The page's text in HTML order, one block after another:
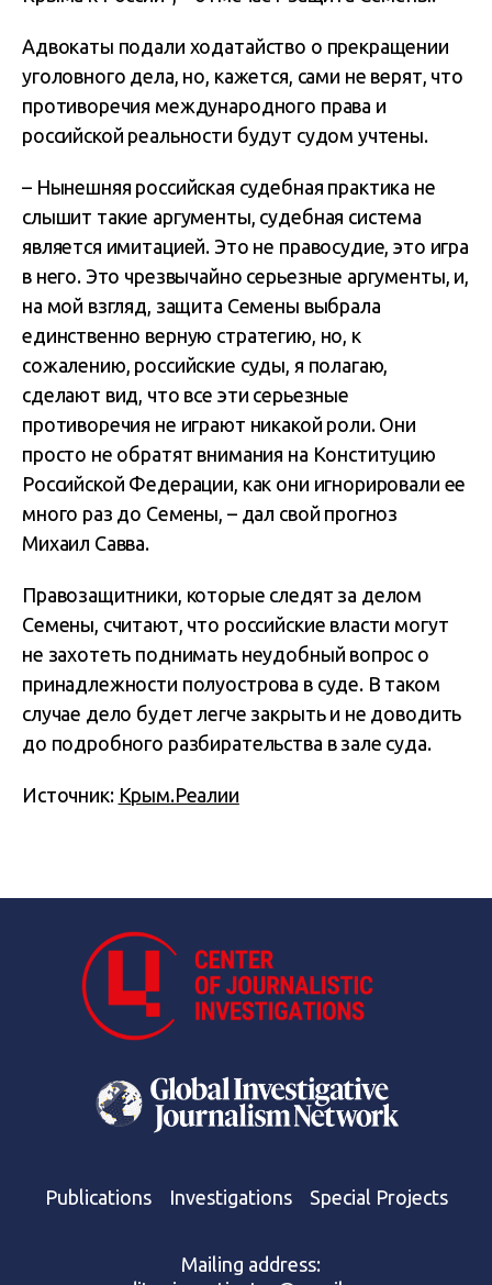
Адвокаты подали ходатайство о прекращении
уголовного дела, но, кажется, сами не верят, что
противоречия международного права и
российской реальности будут судом учтены.
– Нынешняя российская судебная практика не
слышит такие аргументы, судебная система
является имитацией. Это не правосудие, это игра
в него. Это чрезвычайно серьезные аргументы, и,
на мой взгляд, защита Семены выбрала
единственно верную стратегию, но, к
сожалению, российские суды, я полагаю,
сделают вид, что все эти серьезные
противоречия не играют никакой роли. Они
просто не обратят внимания на Конституцию
Российской Федерации, как они игнорировали ее
много раз до Семены, – дал свой прогноз
Михаил Савва.
Правозащитники, которые следят за делом
Семены, считают, что российские власти могут
не захотеть поднимать неудобный вопрос о
принадлежности полуострова в суде. В таком
случае дело будет легче закрыть и не доводить
до подробного разбирательства в зале суда.
Источник: Крым.Реалии
Publications Investigations Special Projects
Mailing address: